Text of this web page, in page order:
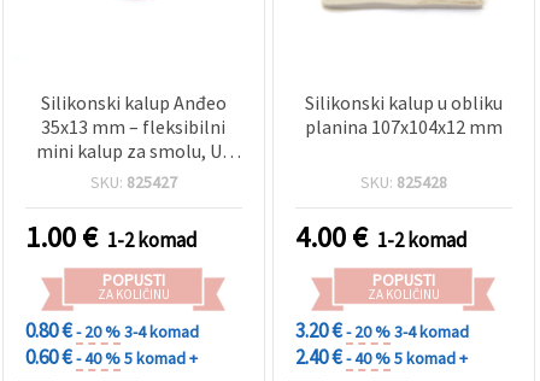
Silikonski kalup Anđeo
35x13 mm – fleksibilni
mini kalup za smolu, UV
epoksid, polimernu glinu,
idealan za nakit, privjeske
i DIY hobi projekte
SKU: 825427
1.00€ 1-2 komad
POPUSTI
ZA KOLIČINU
0.80 €- 20 %3-4 komad
0.60 €- 40 %5 komad +
Silikonski kalup u obliku
planina 107x104x12 mm
SKU: 825428
4.00€ 1-2 komad
POPUSTI
ZA KOLIČINU
3.20 €- 20 %3-4 komad
2.40 €- 40 %5 komad +